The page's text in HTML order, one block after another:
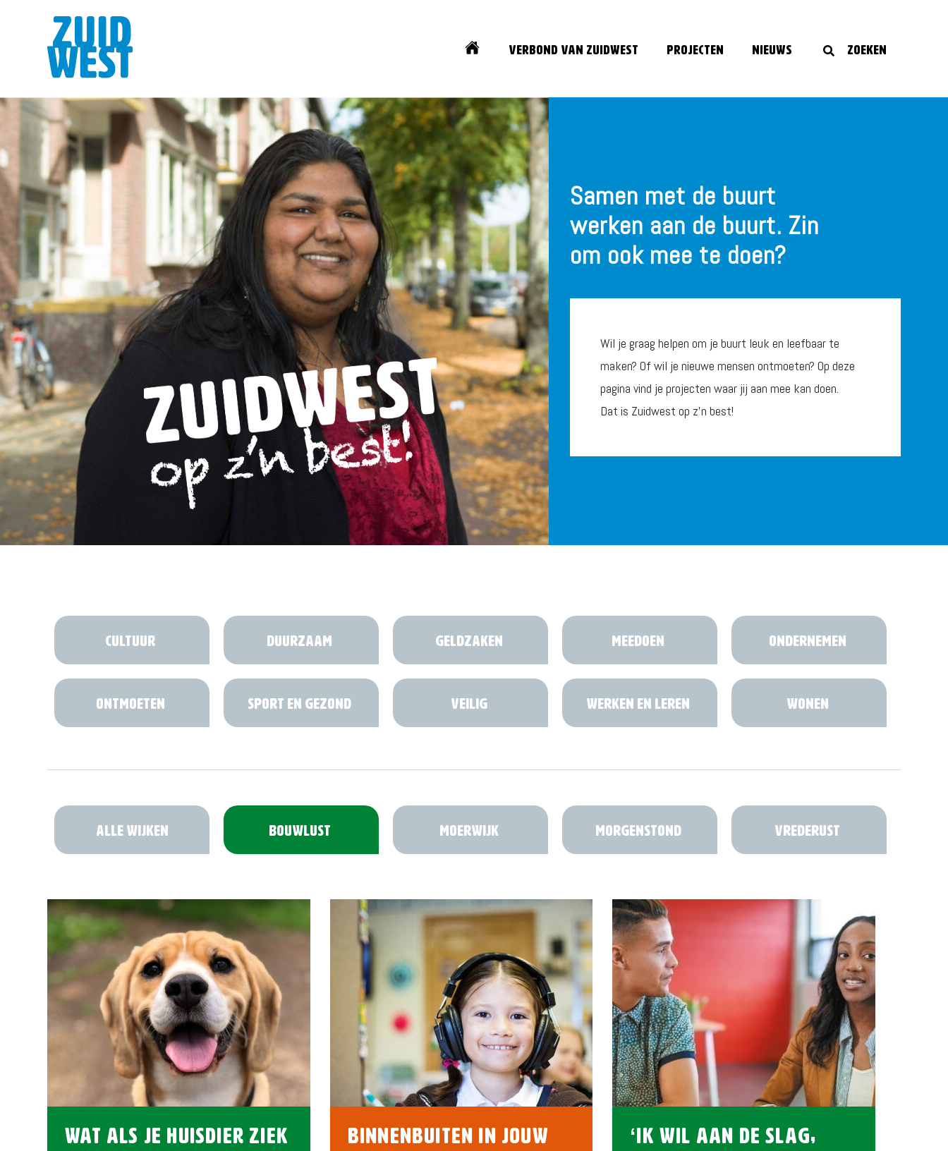
Home Verbond van Zuidwest Projecten Nieuws Zoeken
Samen met de buurt
werken aan de buurt. Zin
om ook mee te doen?
Wil je graag helpen om je buurt leuk en leefbaar te
maken? Of wil je nieuwe mensen ontmoeten? Op deze
pagina vind je projecten waar jij aan mee kan doen.
Dat is Zuidwest op z’n best!
Cultuur Duurzaam Geldzaken Meedoen Ondernemen
Ontmoeten Sport en Gezond Veilig Werken en Leren Wonen
Alle wijken Bouwlust Moerwijk Morgenstond Vrederust
Wat als je huisdier ziek
BinnenBuiten in jouw
‘Ik wil aan de slag,